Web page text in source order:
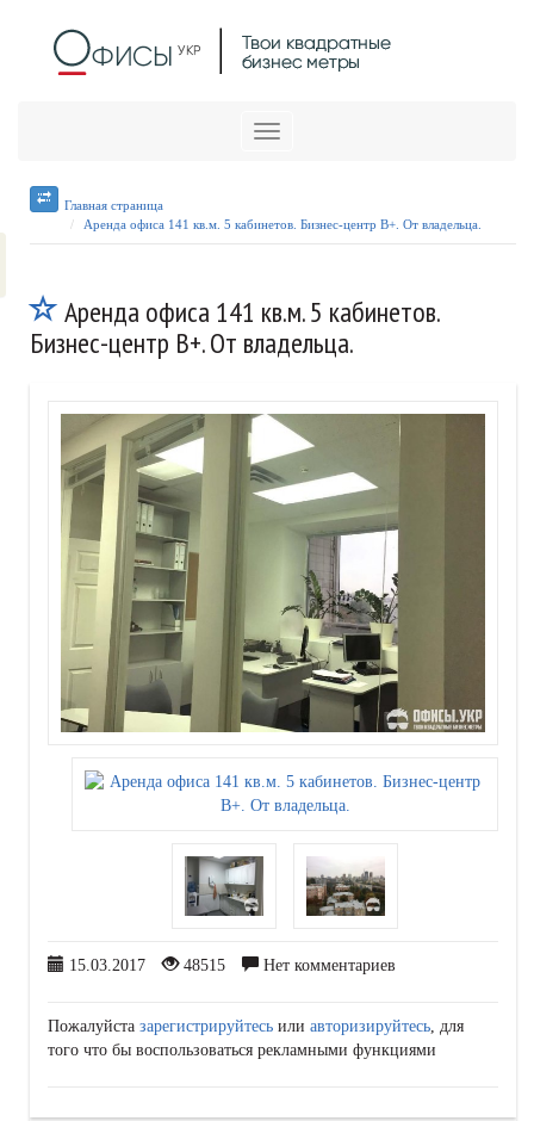
Меню
Главная страница
Аренда офиса 141 кв.м. 5 кабинетов. Бизнес-центр В+. От владельца.
Аренда офиса 141 кв.м. 5 кабинетов.
Бизнес-центр В+. От владельца.
15.03.2017 48515 Нет комментариев
Пожалуйста зарегистрируйтесь или авторизируйтесь, для
того что бы воспользоваться рекламными функциями